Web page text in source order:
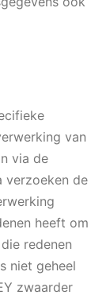
van
via de
verzoeken de
heeft om
redenen
niet geheel
zwaarder